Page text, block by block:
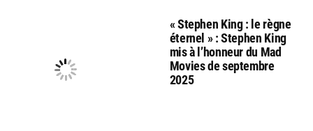
« Stephen King : le règne
éternel » : Stephen King
mis à l’honneur du Mad
Movies de septembre
2025